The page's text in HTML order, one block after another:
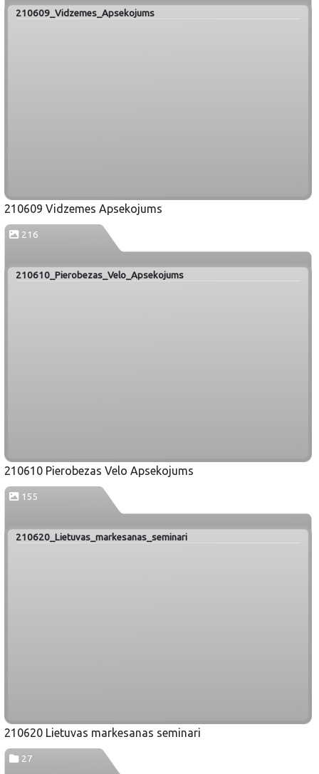
210609_Vidzemes_Apsekojums
210609 Vidzemes Apsekojums
216
210610_Pierobezas_Velo_Apsekojums
210610 Pierobezas Velo Apsekojums
155
210620_Lietuvas_markesanas_seminari
210620 Lietuvas markesanas seminari
27